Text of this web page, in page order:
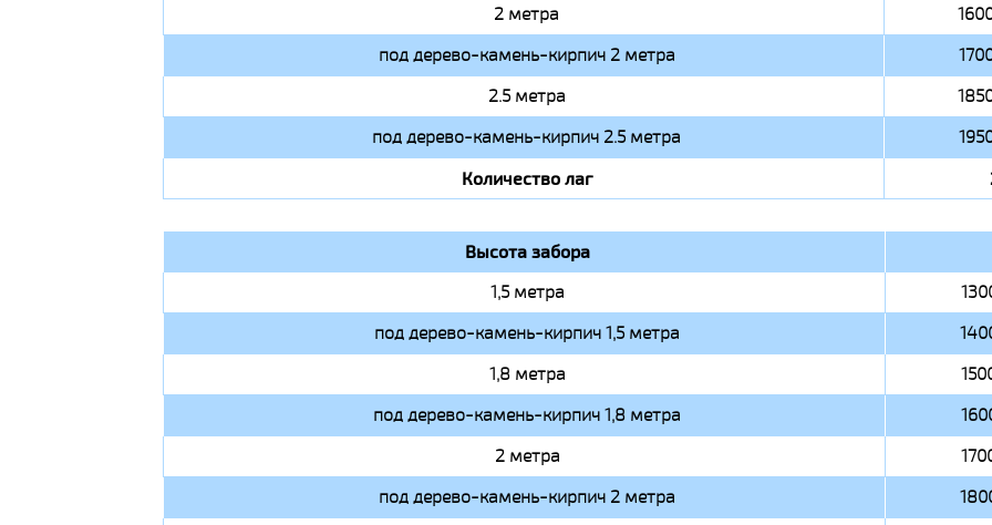
2 метра
под дерево-камень-кирпич 2 метра
2.5 метра
под дерево-камень-кирпич 2.5 метра
Количество лаг
Высота забора
1,5 метра
под дерево-камень-кирпич 1,5 метра
1,8 метра
под дерево-камень-кирпич 1,8 метра
2 метра
под дерево-камень-кирпич 2 метра